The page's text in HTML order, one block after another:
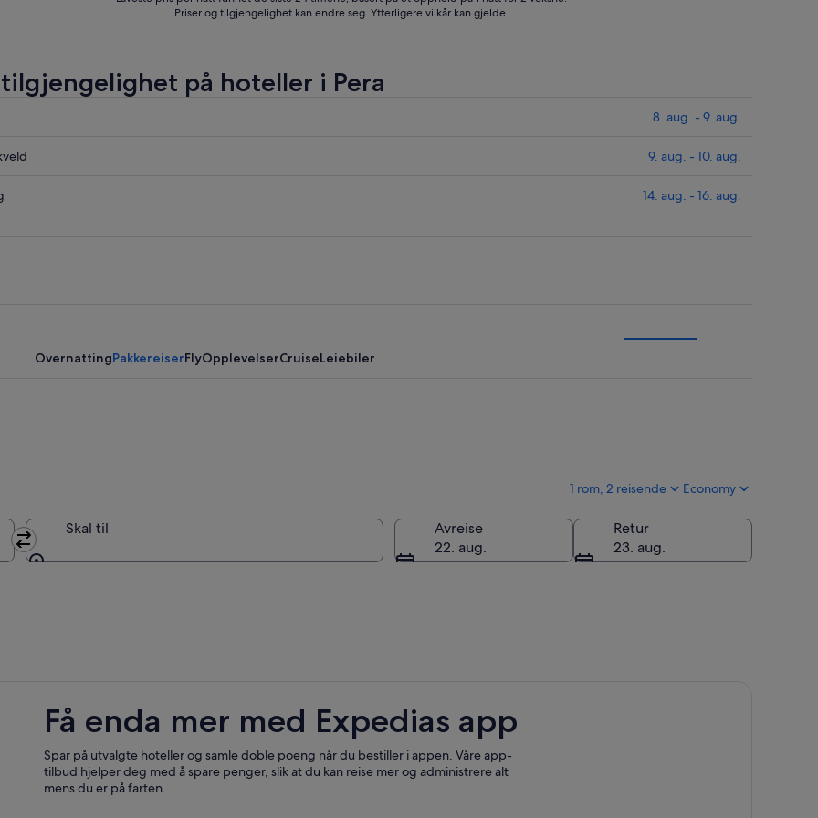
Priser og tilgjengelighet kan endre seg. Ytterligere vilkår kan gjelde.
på hoteller i Pera
8. aug. - 9. aug.
9. aug. - 10. aug.
14. aug. - 16. aug.
OvernattingPakkereiserFlyOpplevelserCruiseLeiebiler
1 rom, 2 reisende Economy
Skal til
Avreise
22. aug.
Retur
23. aug.
Få enda mer med Expedias app
Spar på utvalgte hoteller og samle doble poeng når du bestiller i appen. Våre app-
tilbud hjelper deg med å spare penger, slik at du kan reise mer og administrere alt
mens du er på farten.